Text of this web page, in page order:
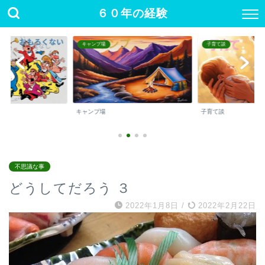
６０年の経験
キャンプ場
キャンプ場
子育て談
子育て談
不思議な事
どうしてだろう ３
2022年1月8日 / 2022年2月22日